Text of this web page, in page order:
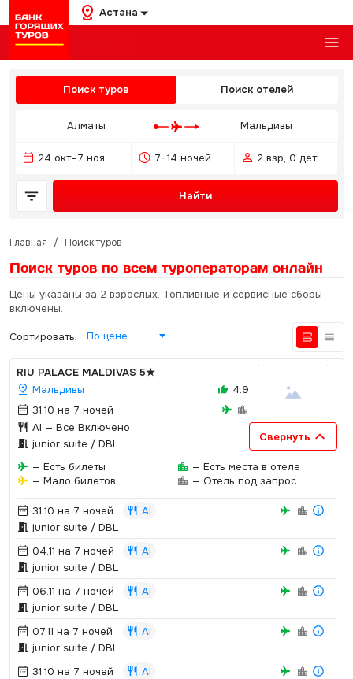
Астана
Поиск туров Поиск отелей
Алматы Мальдивы
24 окт–7 ноя 7–14 ночей 2 взр, 0 дет
Найти
Главная / Поиск туров
Поиск туров по всем туроператорам онлайн
Цены указаны за 2 взрослых. Топливные и сервисные сборы
включены.
Сортировать: По цене
RIU PALACE MALDIVAS 5★
Мальдивы
31.10 на 7 ночей
AI — Все Включено
4.9
junior suite / DBL
Свернуть
— Есть билеты
— Мало билетов
— Есть места в отеле
— Отель под запрос
31.10 на 7 ночей
AI
junior suite / DBL
04.11 на 7 ночей
AI
junior suite / DBL
06.11 на 7 ночей
AI
junior suite / DBL
07.11 на 7 ночей
AI
junior suite / DBL
31.10 на 7 ночей
AI